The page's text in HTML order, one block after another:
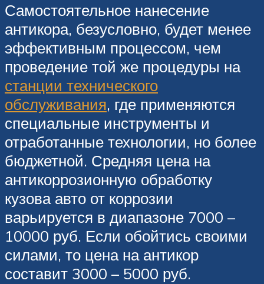
Самостоятельное нанесение
антикора, безусловно, будет менее
эффективным процессом, чем
проведение той же процедуры на
станции технического
обслуживания, где применяются
специальные инструменты и
отработанные технологии, но более
бюджетной. Средняя цена на
антикоррозионную обработку
кузова авто от коррозии
варьируется в диапазоне 7000 –
10000 руб. Если обойтись своими
силами, то цена на антикор
составит 3000 – 5000 руб.